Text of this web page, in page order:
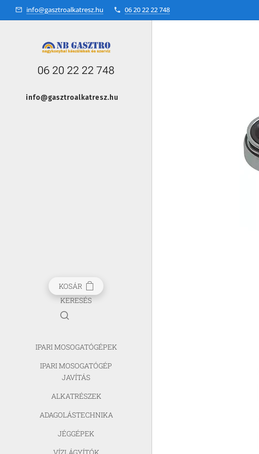
info@gasztroalkatresz.hu 06 20 22 22 748
06 20 22 22 748
info@gasztroalkatresz.hu
KOSÁR
KERESÉS
IPARI MOSOGATÓGÉPEK
IPARI MOSOGATÓGÉP
JAVÍTÁS
ALKATRÉSZEK
ADAGOLÁSTECHNIKA
JÉGGÉPEK